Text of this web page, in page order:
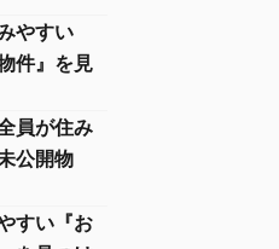
やすい
件』を見
員が住み
公開物
すい『お